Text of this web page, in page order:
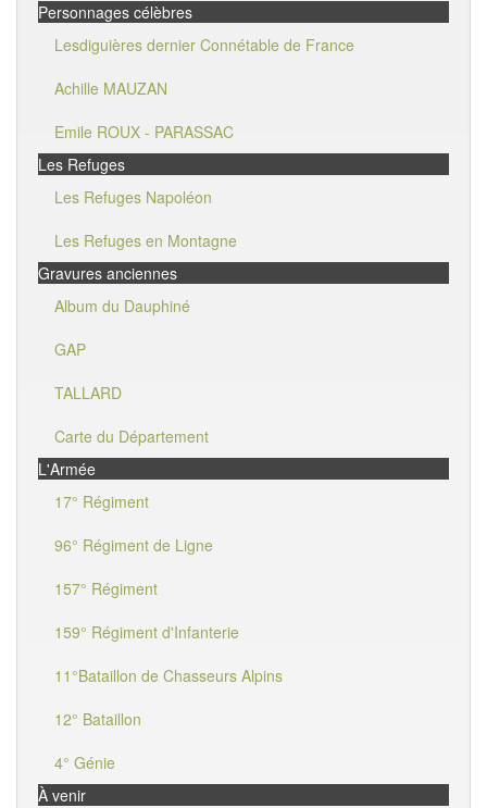
Personnages célèbres
Lesdiguières dernier Connétable de France
Achille MAUZAN
Emile ROUX - PARASSAC
Les Refuges
Les Refuges Napoléon
Les Refuges en Montagne
Gravures anciennes
Album du Dauphiné
GAP
TALLARD
Carte du Département
L'Armée
17° Régiment
96° Régiment de Ligne
157° Régiment
159° Régiment d'Infanterie
11°Bataillon de Chasseurs Alpins
12° Bataillon
4° Génie
À venir